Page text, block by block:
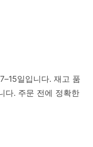
일입니다. 재고 품
다. 주문 전에 정확한